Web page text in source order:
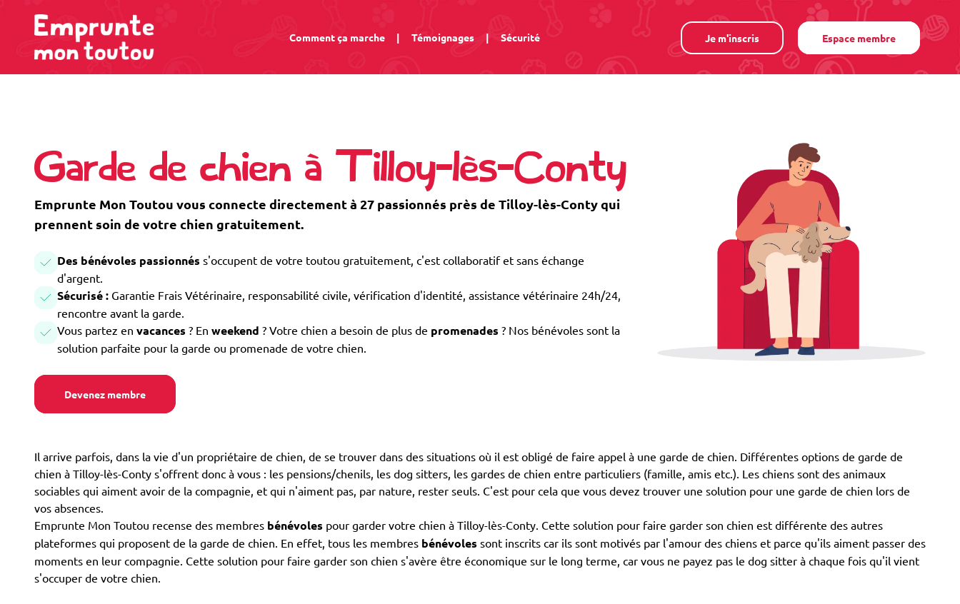
Comment ça marche | Témoignages | Sécurité Je m'inscris Espace membre
Garde de chien à Tilloy-lès-Conty
Emprunte Mon Toutou vous connecte directement à 27 passionnés près de Tilloy-lès-Conty qui
prennent soin de votre chien gratuitement.
Des bénévoles passionnés s'occupent de votre toutou gratuitement, c'est collaboratif et sans échange
d'argent.
Sécurisé : Garantie Frais Vétérinaire, responsabilité civile, vérification d'identité, assistance vétérinaire 24h/24,
rencontre avant la garde.
Vous partez en vacances ? En weekend ? Votre chien a besoin de plus de promenades ? Nos bénévoles sont la
solution parfaite pour la garde ou promenade de votre chien.
Devenez membre
Il arrive parfois, dans la vie d'un propriétaire de chien, de se trouver dans des situations où il est obligé de faire appel à une garde de chien. Différentes options de garde de
chien à Tilloy-lès-Conty s'offrent donc à vous : les pensions/chenils, les dog sitters, les gardes de chien entre particuliers (famille, amis etc.). Les chiens sont des animaux
sociables qui aiment avoir de la compagnie, et qui n'aiment pas, par nature, rester seuls. C'est pour cela que vous devez trouver une solution pour une garde de chien lors de
vos absences.
Emprunte Mon Toutou recense des membres bénévoles pour garder votre chien à Tilloy-lès-Conty. Cette solution pour faire garder son chien est différente des autres
plateformes qui proposent de la garde de chien. En effet, tous les membres bénévoles sont inscrits car ils sont motivés par l'amour des chiens et parce qu'ils aiment passer des
moments en leur compagnie. Cette solution pour faire garder son chien s'avère être économique sur le long terme, car vous ne payez pas le dog sitter à chaque fois qu'il vient
s'occuper de votre chien.